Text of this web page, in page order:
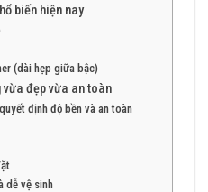
biến hiện nay
(dài hẹp giữa bậc)
vừa đẹp vừa an toàn
định độ bền và an toàn
dễ vệ sinh